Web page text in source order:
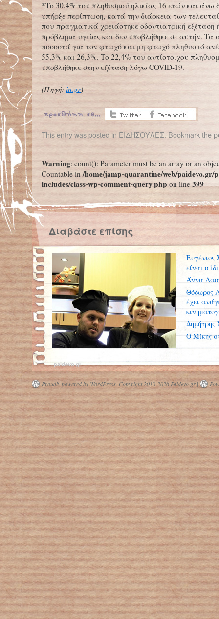
*Το 30,4% του πληθυσμού ηλικίας 16 ετών και άνω
υπήρξε περίπτωση, κατά την διάρκεια των
που πραγματικά χρειάστηκε οδοντιατρική εξέταση
πρόβλημα υγείας και δεν υποβλήθηκε σε αυτήν. Τα
ποσοστά για τον φτωχό και μη φτωχό πληθυσμό
55,3% και 26,3%. Το 22,4% του αντίστοιχου
υποβλήθηκε στην εξέταση λόγω COVID-19.
(Πηγή: in.gr)
This entry was posted in ΕΙΔΗΣΟΥΛΕΣ. Bookmark the
←Το “πιο πρόωρο μωρό του κόσμου” γιόρτασε τα πρώτα του γενέθλια – Είχε 0% πιθανότητες να ζήσει
Warning: count(): Parameter must be an array or an
Countable in/home/jamp-quarantine/web/paidevo.gr/
includes/class-wp-comment-query.phpon line399
Διαβάστε επίσης
4 νέοι Έλληνες με αυτισμό που δεν
τους προσλάμβανε κανείς άνοιξαν τη
δική τους επιχείρηση στην Αθήνα
Σχεδόν 4.000 παιδιά θύματα του
Έμπολα
Στο 3% η πρόβλεψη για την
παγκόσμια ανάπτυξη - Η Παγκόσμια
Τράπεζα (ΠΤ) αναθεώρησε προς τα
κάτω τις προβλέψεις της
Ευγένιος
είναι ο
Άννα
Θόδωρος
έχει
Δημήτρης
Ο Μίκης
paidevo.gr
Proudly powered by WordPress. Copyright 2010-2026 Paidevo.gr |